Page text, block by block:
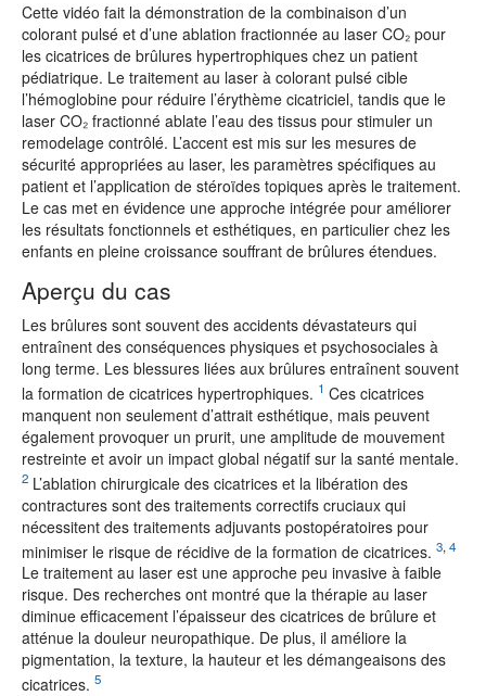
Cette vidéo fait la démonstration de la combinaison d’un
colorant pulsé et d’une ablation fractionnée au laser CO₂ pour
les cicatrices de brûlures hypertrophiques chez un patient
pédiatrique. Le traitement au laser à colorant pulsé cible
l’hémoglobine pour réduire l’érythème cicatriciel, tandis que le
laser CO₂ fractionné ablate l’eau des tissus pour stimuler un
remodelage contrôlé. L’accent est mis sur les mesures de
sécurité appropriées au laser, les paramètres spécifiques au
patient et l’application de stéroïdes topiques après le traitement.
Le cas met en évidence une approche intégrée pour améliorer
les résultats fonctionnels et esthétiques, en particulier chez les
enfants en pleine croissance souffrant de brûlures étendues.
Aperçu du cas
Les brûlures sont souvent des accidents dévastateurs qui
entraînent des conséquences physiques et psychosociales à
long terme. Les blessures liées aux brûlures entraînent souvent
la formation de cicatrices hypertrophiques. 1 Ces cicatrices
manquent non seulement d’attrait esthétique, mais peuvent
également provoquer un prurit, une amplitude de mouvement
restreinte et avoir un impact global négatif sur la santé mentale.
2 L’ablation chirurgicale des cicatrices et la libération des
contractures sont des traitements correctifs cruciaux qui
nécessitent des traitements adjuvants postopératoires pour
minimiser le risque de récidive de la formation de cicatrices. 3, 4
Le traitement au laser est une approche peu invasive à faible
risque. Des recherches ont montré que la thérapie au laser
diminue efficacement l’épaisseur des cicatrices de brûlure et
atténue la douleur neuropathique. De plus, il améliore la
pigmentation, la texture, la hauteur et les démangeaisons des
cicatrices. 5